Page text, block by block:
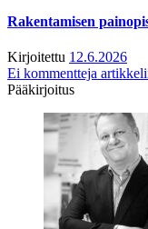
Rakentamisen
Kirjoitettu 12.6.2026
Ei kommentteja
Pääkirjoitus